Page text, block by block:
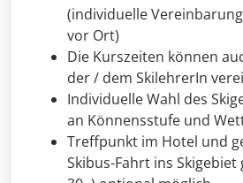
(individuelle
vor Ort)
Die Kurszeiten können
der / dem SkilehrerIn
Individuelle Wahl des
an Könnensstufe und
Treffpunkt im Hotel und
Skibus-Fahrt ins Skigebiet